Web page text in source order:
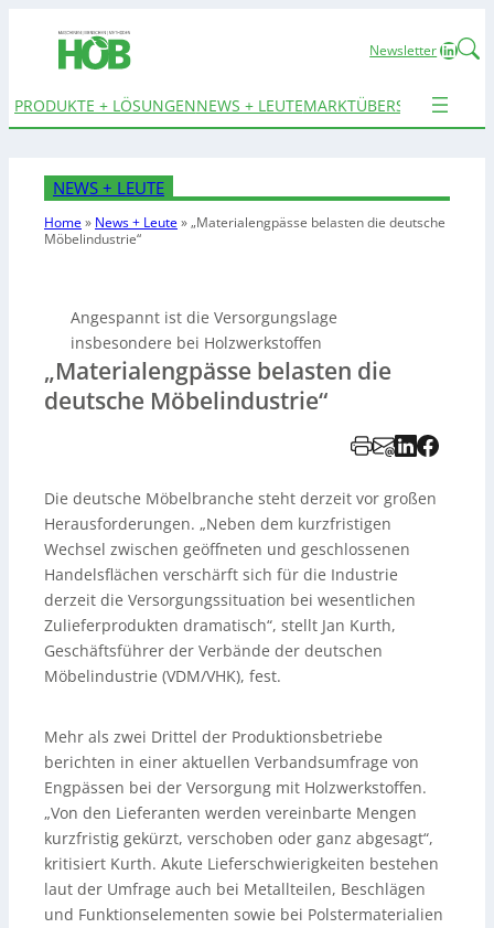
Newsletter
PRODUKTE + LÖSUNGENNEWS + LEUTEMARKTÜBERSICHTEN
NEWS + LEUTE
Home» News + Leute»„Materialengpässe belasten die deutsche
Möbelindustrie“
Angespannt ist die Versorgungslage
insbesondere bei Holzwerkstoffen
„Materialengpässe belasten die
deutsche Möbelindustrie“
Die deutsche Möbelbranche steht derzeit vor großen
Herausforderungen. „Neben dem kurzfristigen
Wechsel zwischen geöffneten und geschlossenen
Handelsflächen verschärft sich für die Industrie
derzeit die Versorgungssituation bei wesentlichen
Zulieferprodukten dramatisch“, stellt Jan Kurth,
Geschäftsführer der Verbände der deutschen
Möbelindustrie (VDM/VHK), fest.
Mehr als zwei Drittel der Produktionsbetriebe
berichten in einer aktuellen Verbandsumfrage von
Engpässen bei der Versorgung mit Holzwerkstoffen.
„Von den Lieferanten werden vereinbarte Mengen
kurzfristig gekürzt, verschoben oder ganz abgesagt“,
kritisiert Kurth. Akute Lieferschwierigkeiten bestehen
laut der Umfrage auch bei Metallteilen, Beschlägen
und Funktionselementen sowie bei Polstermaterialien